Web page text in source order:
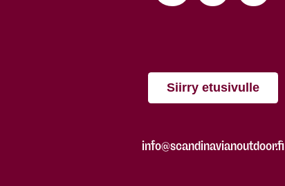
Siirry etusivulle
info@scandinavianoutdoor.fi